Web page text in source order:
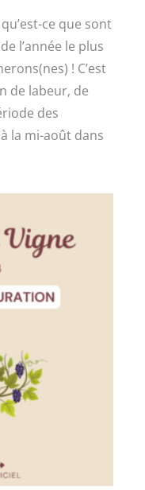
ce que sont
l’année le plus
! C’est
de labeur, de
des
la mi-août dans